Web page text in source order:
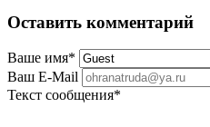
Оставить комментарий
Ваше имя*
Ваш E-Mail
Текст сообщения*